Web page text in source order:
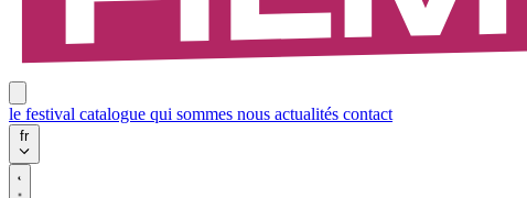
le festival catalogue qui sommes nous actualités contact
fr